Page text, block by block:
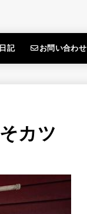
記 お問い合わせ
カツ